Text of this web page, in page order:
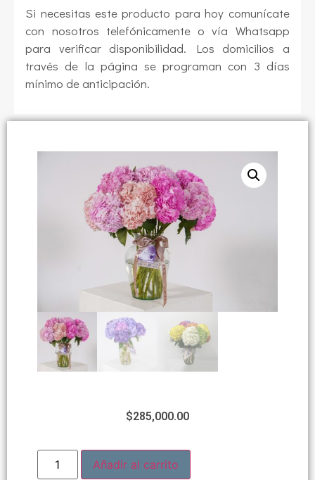
Si necesitas este producto para hoy comunícate
con nosotros telefónicamente o vía Whatsapp
para verificar disponibilidad. Los domicilios a
través de la página se programan con 3 días
mínimo de anticipación.
$285,000.00
Añadir al carrito